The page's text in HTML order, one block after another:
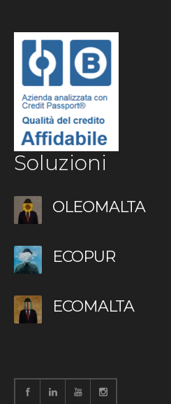
Soluzioni
OLEOMALTA
ECOPUR
ECOMALTA